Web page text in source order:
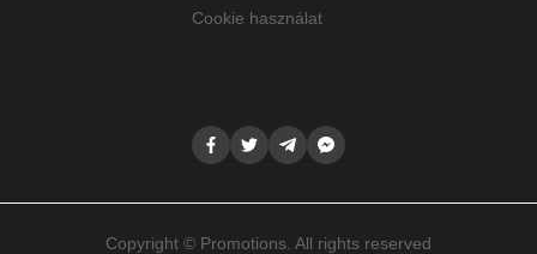
Cookie használat
Copyright © Promotions. All rights reserved